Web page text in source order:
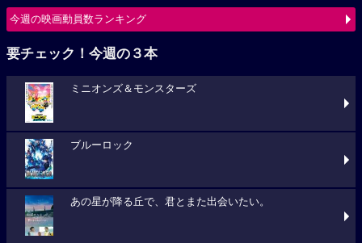
今週の映画動員数ランキング
要チェック！今週の３本
ミニオンズ＆モンスターズ
ブルーロック
あの星が降る丘で、君とまた出会いたい。